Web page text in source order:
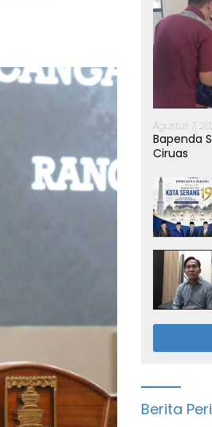
Agustus 7,
Bapenda
Ciruas
Berita